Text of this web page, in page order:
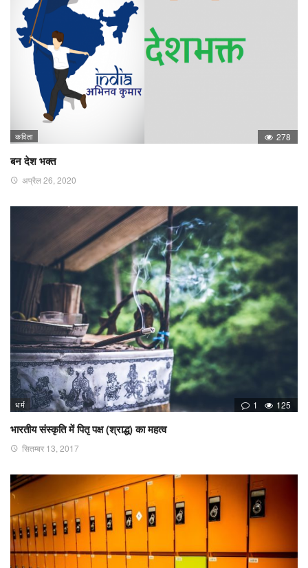
कविता 278
बन देश भक्त
अप्रैल 26, 2020
धर्म 1 125
भारतीय संस्कृति में पितृ पक्ष (श्राद्ध) का महत्व
सितम्बर 13, 2017